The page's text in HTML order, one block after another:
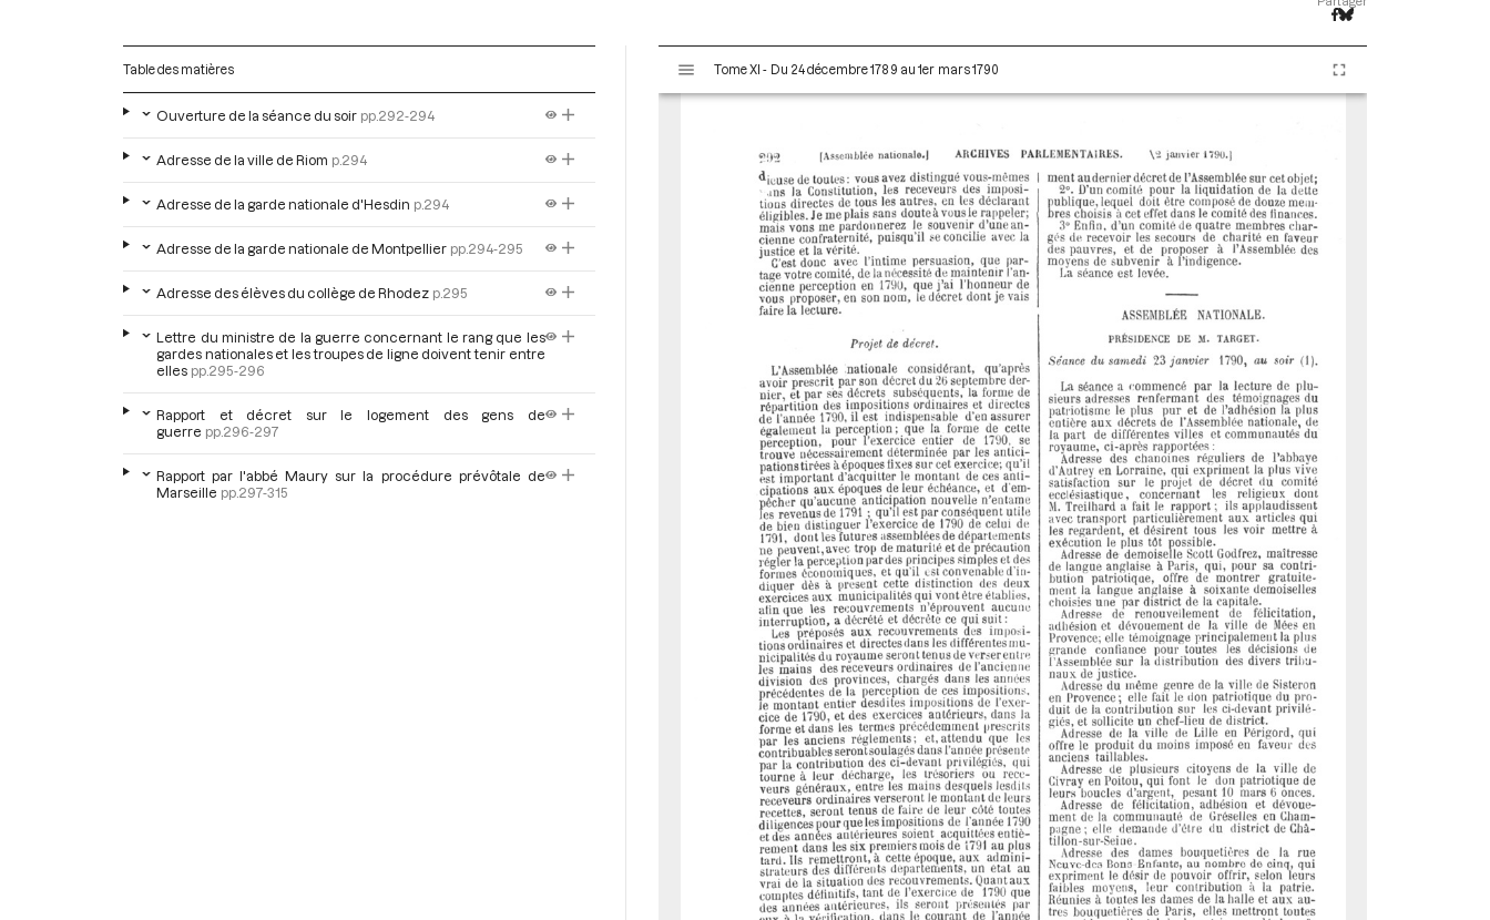
Table des matières
Ouverture de la séance du soir pp.292-294
Adresse de la ville de Riom p.294
Adresse de la garde nationale d'Hesdin p.294
Adresse de la garde nationale de Montpellier pp.294-295
Adresse des élèves du collège de Rhodez p.295
Lettre du ministre de la guerre concernant le rang que les
gardes nationales et les troupes de ligne doivent tenir entre
elles pp.295-296
Rapport et décret sur le logement des gens de
guerre pp.296-297
Rapport par l'abbé Maury sur la procédure prévôtale de
Marseille pp.297-315
s
Tome XI - Du 24 décembre 1789 au 1er mars 1790